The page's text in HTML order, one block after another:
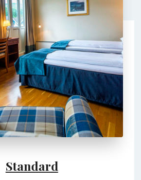
Standard